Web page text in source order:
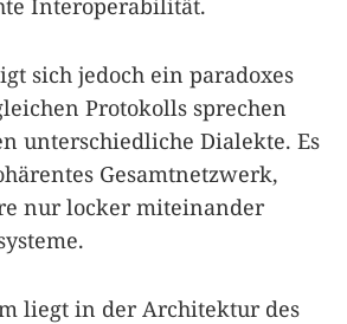
sich jedoch ein paradoxes
Protokolls sprechen
unterschiedliche Dialekte. Es
Gesamt­netzwerk,
nur locker miteinander
liegt in der Architektur des